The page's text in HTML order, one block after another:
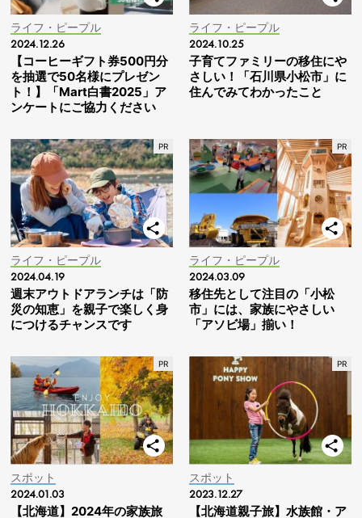
ライフ・ピープル
2024.12.26
【コーヒーギフト券500円分
を抽選で50名様にプレゼン
ト！】「Mart白書2025」ア
ンケートにご協力ください
ライフ・ピープル
2024.10.25
子育てファミリーの移住にや
さしい！「石川県小松市」に
住んでみてわかったこと
ライフ・ピープル
2024.04.19
週末アウトドアランチは「防
災の知恵」を親子で楽しく身
につけるチャンスです
ライフ・ピープル
2024.03.09
移住先として注目の「小松
市」には、家族にやさしい
「アソビ場」揃い！
スポット
2024.01.03
【北海道】2024年の家族旅
スポット
2023.12.27
【北海道親子旅】水族館・ア